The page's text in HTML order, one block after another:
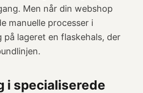
Men når din webshop
manuelle processer i
på lageret en flaskehals, der
i specialiserede